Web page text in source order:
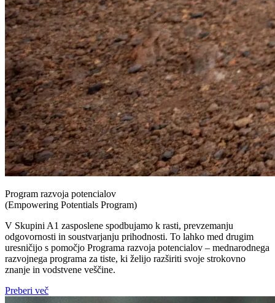
Program razvoja potencialov
(Empowering Potentials Program)
V Skupini A1 zasposlene spodbujamo k rasti, prevzemanju
odgovornosti in soustvarjanju prihodnosti. To lahko med drugim
uresničijo s pomočjo Programa razvoja potencialov – mednarodnega
razvojnega programa za tiste, ki želijo razširiti svoje strokovno
znanje in vodstvene veščine.
Preberi več